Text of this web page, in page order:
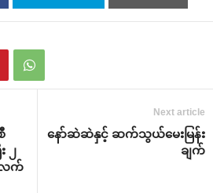
၂
လက်
Next article
နော်ဆဲဆဲနှင့် ဆက်သွယ်မေးမြန်း
ချက်